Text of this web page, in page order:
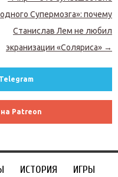
одного Супермозга»: почему
Станислав Лем не любил
экранизации «Соляриса» →
Patreon
ИСТОРИЯ ИГРЫ